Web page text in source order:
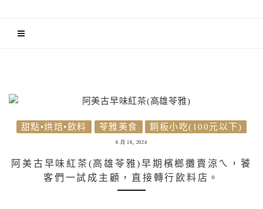
甜點•烘焙•飲料 苓雅美食 銅板小吃(100元以下)
6 月 16, 2024
阿美古早味紅茶(高雄苓雅)早期檳榔攤賣涼ㄟ，饕
客們一試成主顧，直接轉行飲料店。